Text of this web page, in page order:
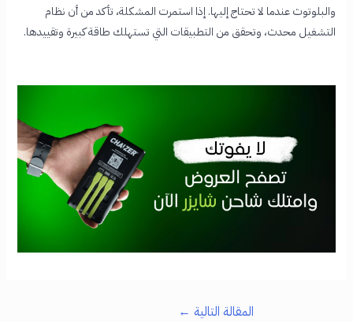
والبلوتوث عندما لا تحتاج إليها. إذا استمرت المشكلة، تأكد من أن نظام
التشغيل محدث، وتحقق من التطبيقات التي تستهلك طاقة كبيرة وتقييدها.
المقالة التالية ←